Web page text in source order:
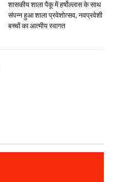
शासकीय शाला पैकू में हर्षोल्लास के साथ
संपन्न हुआ शाला प्रवेशोत्सव, नवप्रवेशी
बच्चों का आत्मीय स्वागत